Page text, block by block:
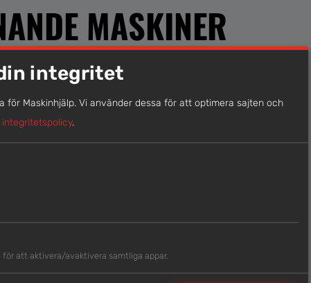
MASKINER
integritet
för Maskinhjälp. Vi använder dessa för att optimera sajten och
integritetspolicy.
för att aktivera/avaktivera samtliga appar.